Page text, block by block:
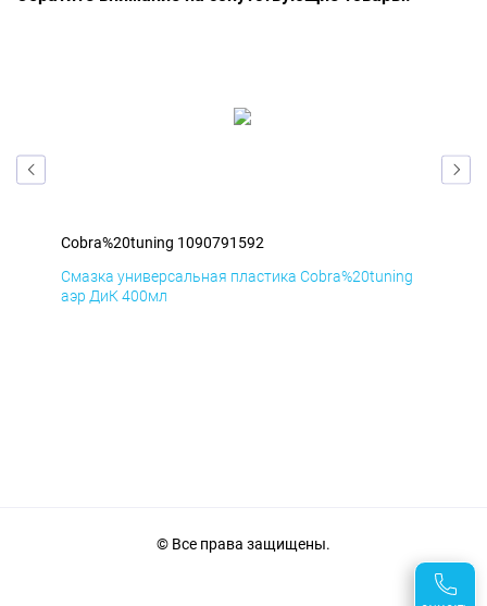
Cobra%20tuning 1090791592
Смазка универсальная пластика Cobra%20tuning
аэр ДиК 400мл
© Все права защищены.